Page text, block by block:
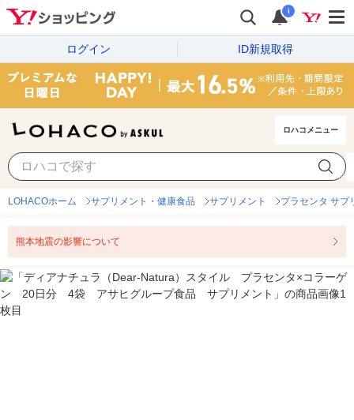
i
ログイン ID新規取得
ロハコメニュー
LOHACOホーム サプリメント・健康食品 サプリメント プラセンタ サプ
熊本地震の影響について